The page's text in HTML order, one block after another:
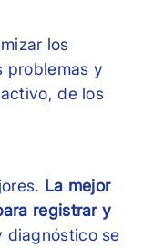
los
problemas y
de los
La mejor
registrar y
diagnóstico se